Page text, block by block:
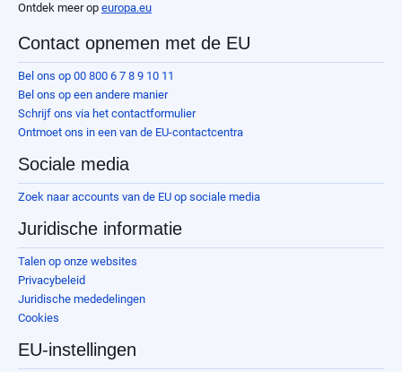
Ontdek meer op europa.eu
Contact opnemen met de EU
Bel ons op 00 800 6 7 8 9 10 11
Bel ons op een andere manier
Schrijf ons via het contactformulier
Ontmoet ons in een van de EU-contactcentra
Sociale media
Zoek naar accounts van de EU op sociale media
Juridische informatie
Talen op onze websites
Privacybeleid
Juridische mededelingen
Cookies
EU-instellingen